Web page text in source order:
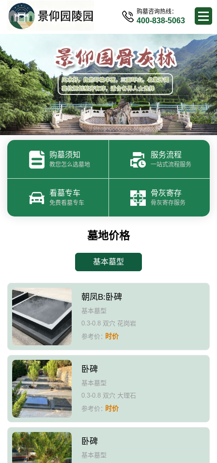
购墓咨询热线：
400-838-5063
购墓须知
教您怎么选墓地
服务流程
一站式流程服务
看墓专车
免费看墓专车
骨灰寄存
骨灰寄存服务
墓地价格
基本墓型
朝凤B:卧碑
基本墓型
0.3-0.8 双穴 花岗岩
参考价：时价
卧碑
基本墓型
0.3-0.8 双穴 大理石
参考价：时价
卧碑
基本墓型